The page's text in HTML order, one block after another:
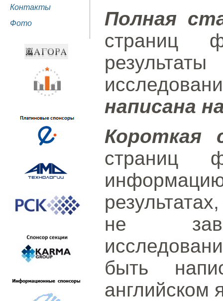
Контакты
Фото
Полная
страниц
написана
Короткая
страниц
не
быть
английском